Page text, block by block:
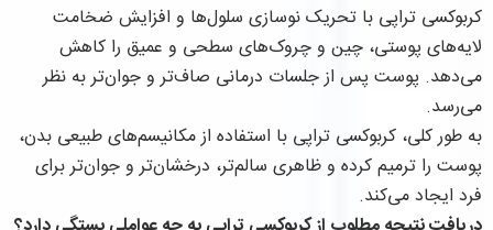
کربوکسی تراپی با تحریک نوسازی سلول‌ها و افزایش ضخامت
لایه‌های پوستی، چین و چروک‌های سطحی و عمیق را کاهش
می‌دهد. پوست پس از جلسات درمانی صاف‌تر و جوان‌تر به نظر
می‌رسد.
به طور کلی، کربوکسی تراپی با استفاده از مکانیسم‌های طبیعی بدن،
پوست را ترمیم کرده و ظاهری سالم‌تر، درخشان‌تر و جوان‌تر برای
فرد ایجاد می‌کند.